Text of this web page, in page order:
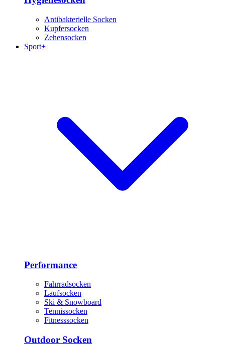
Antibakterielle Socken
Kupfersocken
Zehensocken
Sport+
Performance
Fahrradsocken
Laufsocken
Ski & Snowboard
Tennissocken
Fitnesssocken
Outdoor Socken